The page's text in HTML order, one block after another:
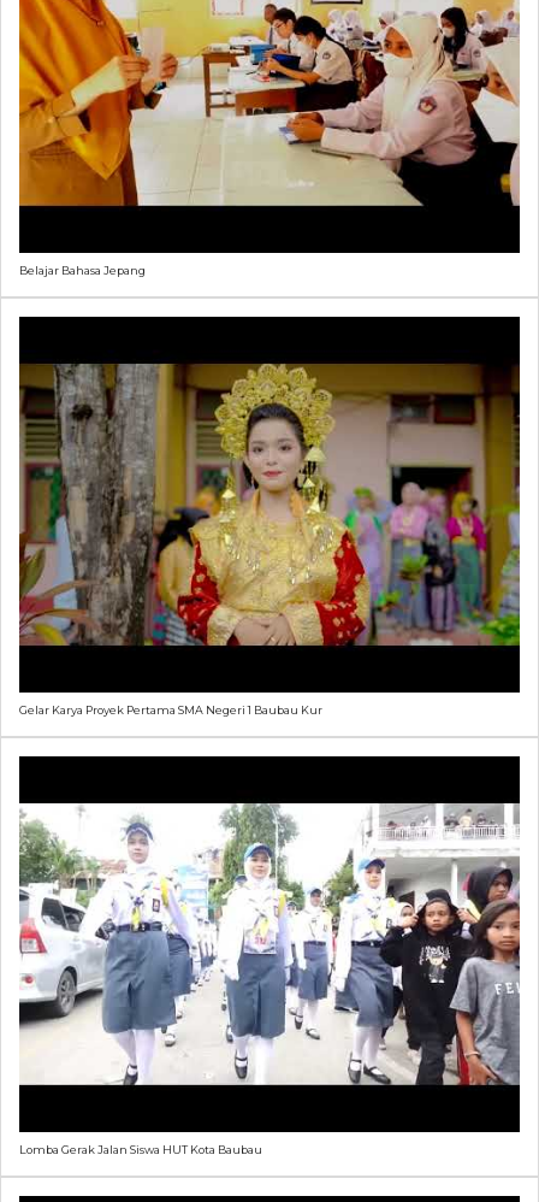
Belajar Bahasa Jepang
Gelar Karya Proyek Pertama SMA Negeri 1 Baubau Kur
Lomba Gerak Jalan Siswa HUT Kota Baubau